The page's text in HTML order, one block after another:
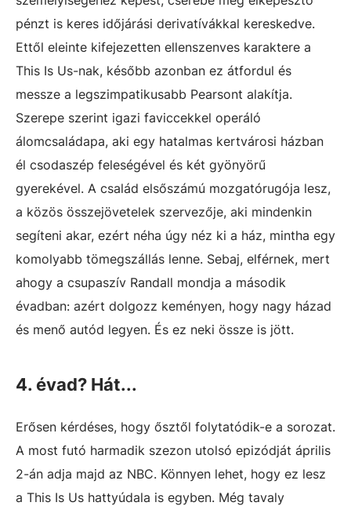
pénzt is keres időjárási derivatívákkal kereskedve.
Ettől eleinte kifejezetten ellenszenves karaktere a
This Is Us-nak, később azonban ez átfordul és
messze a legszimpatikusabb Pearsont alakítja.
Szerepe szerint igazi faviccekkel operáló
álomcsaládapa, aki egy hatalmas kertvárosi házban
él csodaszép feleségével és két gyönyörű
gyerekével. A család elsőszámú mozgatórugója lesz,
a közös összejövetelek szervezője, aki mindenkin
segíteni akar, ezért néha úgy néz ki a ház, mintha egy
komolyabb tömegszállás lenne. Sebaj, elférnek, mert
ahogy a csupaszív Randall mondja a második
évadban: azért dolgozz keményen, hogy nagy házad
és menő autód legyen. És ez neki össze is jött.
4. évad? Hát...
Erősen kérdéses, hogy ősztől folytatódik-e a sorozat.
A most futó harmadik szezon utolsó epizódját április
2-án adja majd az NBC. Könnyen lehet, hogy ez lesz
a This Is Us hattyúdala is egyben. Még tavaly